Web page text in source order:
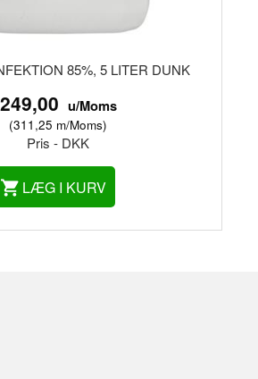
85%, 5 LITER DUNK
249,00 u/Moms
(311,25 m/Moms)
Pris - DKK
LÆG I KURV